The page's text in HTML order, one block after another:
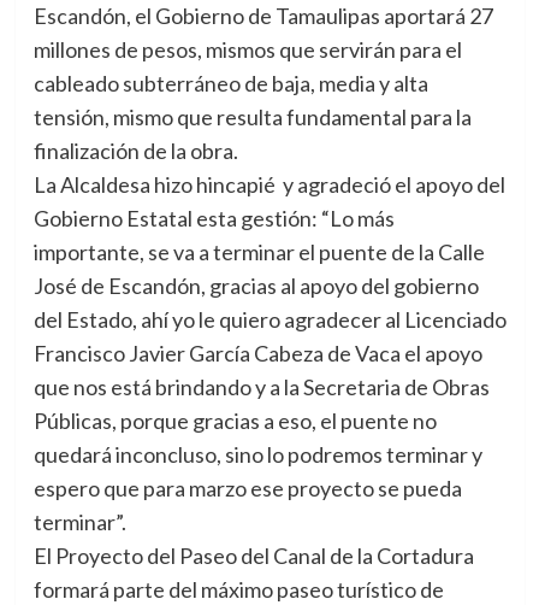
Escandón, el Gobierno de Tamaulipas aportará 27
millones de pesos, mismos que servirán para el
cableado subterráneo de baja, media y alta
tensión, mismo que resulta fundamental para la
finalización de la obra.
La Alcaldesa hizo hincapié y agradeció el apoyo del
Gobierno Estatal esta gestión: “Lo más
importante, se va a terminar el puente de la Calle
José de Escandón, gracias al apoyo del gobierno
del Estado, ahí yo le quiero agradecer al Licenciado
Francisco Javier García Cabeza de Vaca el apoyo
que nos está brindando y a la Secretaria de Obras
Públicas, porque gracias a eso, el puente no
quedará inconcluso, sino lo podremos terminar y
espero que para marzo ese proyecto se pueda
terminar”.
El Proyecto del Paseo del Canal de la Cortadura
formará parte del máximo paseo turístico de